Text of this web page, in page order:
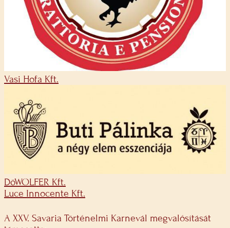
Vasi Hofa Kft.
DöWOLFER Kft.
Luce Innocente Kft.
A XXV. Savaria Történelmi Karnevál megvalósítását